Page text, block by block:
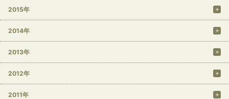
2015年
2014年
2013年
2012年
2011年